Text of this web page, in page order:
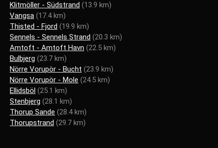
Klitmöller - Südstrand (13.9 km)
Vangsa (17.4 km)
Thisted - Fjord (19.9 km)
Sennels - Sennels Strand (20.3 km)
Amtoft - Amtoft Havn (22.5 km)
Bulbjerg (23.7 km)
Nörre Vorupör - Bucht (23.9 km)
Nörre Vorupör - Mole (24.5 km)
Ellidsböl (25.1 km)
Stenbjerg (28.1 km)
Thorup Sande (28.4 km)
Thorupstrand (29.7 km)